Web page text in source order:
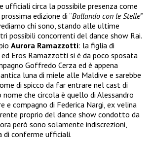
ufficiali circa la possibile presenza come
edizione di “Ballando con le Stelle”
chi sono, stando alle ultime
possibili concorrenti del dance show Rai.
Aurora Ramazzotti: la figlia di
Eros Ramazzotti si è da poco sposata
Goffredo Cerza ed è appena
luna di miele alle Maldive e sarebbe
di spicco da far entrare nel cast di
che circola è quello di Alessandro
e compagno di Federica Nargi, ex velina
proprio del dance show condotto da
però sono solamente indiscrezioni,
di conferme ufficiali.